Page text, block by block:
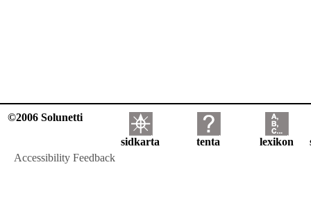
©2006 Solunetti
sidkarta tenta lexikon
Accessibility Feedback